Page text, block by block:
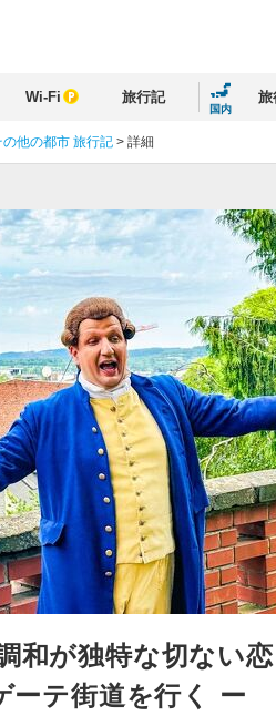
Wi-Fi 旅行記
国内
旅
の他の都市 旅行記 > 詳細
和が独特な切ない恋
ーテ街道を行く ー